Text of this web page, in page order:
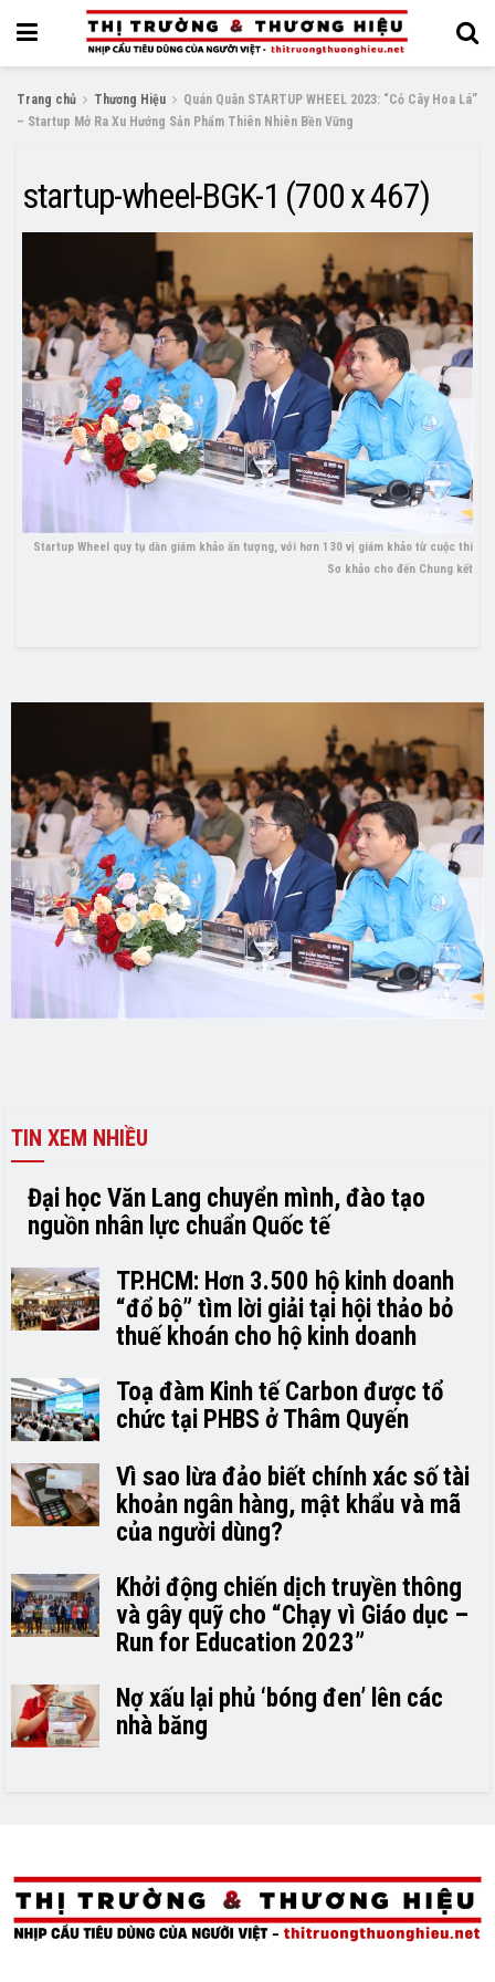
Trang chủ Thương Hiệu
Quán Quân STARTUP WHEEL 2023: “Cỏ Cây Hoa Lá”
– Startup Mở Ra Xu Hướng Sản Phẩm Thiên Nhiên Bền Vững
startup-wheel-BGK-1 (700 x 467)
Startup Wheel quy tụ dàn giám khảo ấn tượng, với hơn 130 vị giám khảo từ cuộc thi
Sơ khảo cho đến Chung kết
TIN XEM NHIỀU
Đại học Văn Lang chuyển mình, đào tạo
nguồn nhân lực chuẩn Quốc tế
TP.HCM: Hơn 3.500 hộ kinh doanh
“đổ bộ” tìm lời giải tại hội thảo bỏ
thuế khoán cho hộ kinh doanh
Toạ đàm Kinh tế Carbon được tổ
chức tại PHBS ở Thâm Quyến
Vì sao lừa đảo biết chính xác số tài
khoản ngân hàng, mật khẩu và mã
của người dùng?
Khởi động chiến dịch truyền thông
và gây quỹ cho “Chạy vì Giáo dục –
Run for Education 2023”
Nợ xấu lại phủ ‘bóng đen’ lên các
nhà băng